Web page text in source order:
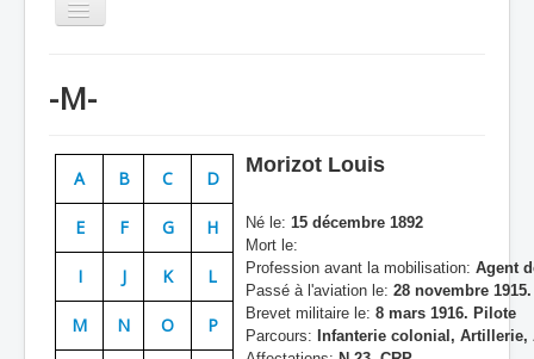
Basculer
la
Chronologie
Escadrilles
Organisation
Avions
Personnels
Doctrines
-M-
A B C D
E F G H
I J K L
M N O P
Morizot Louis
Né le: 15 décembre 1892
Mort le:
Profession avant la mobilisation: Agent
Passé à l'aviation le: 28 novembre
Brevet militaire le: 8 mars 1916. Pilote
Parcours: Infanterie colonial, Artillerie,